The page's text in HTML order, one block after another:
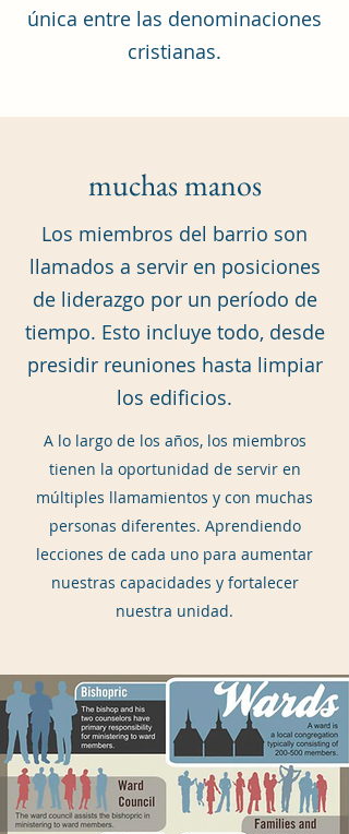
única entre las denominaciones
cristianas.
muchas manos
Los miembros del barrio son
llamados a servir en posiciones
de liderazgo por un período de
tiempo. Esto incluye todo, desde
presidir reuniones hasta limpiar
los edificios.
A lo largo de los años, los miembros
tienen la oportunidad de servir en
múltiples llamamientos y con muchas
personas diferentes. Aprendiendo
lecciones de cada uno para aumentar
nuestras capacidades y fortalecer
nuestra unidad.